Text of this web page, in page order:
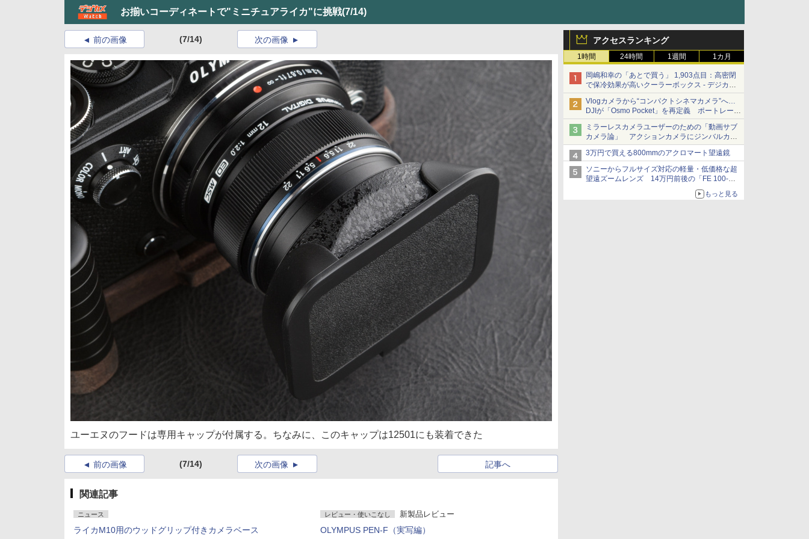
お揃いコーディネートで"ミニチュアライカ"に挑戦(7/14)
アクセスランキング
1時間 24時間 1週間 1カ月
岡嶋和幸の「あとで買う」 1,903点目：高密閉
で保冷効果が高いクーラーボックス - デジカメ
Watch
Vlogカメラから“コンパクトシネマカメラ”へ…
DJIが「Osmo Pocket」を再定義 ポートレート
重視の映像設計に
ミラーレスカメラユーザーのための「動画サブ
カメラ論」 アクションカメラにジンバルカメ
ラ……その実質的な違いは？
3万円で買える800mmのアクロマート望遠鏡
ソニーからフルサイズ対応の軽量・低価格な超
望遠ズームレンズ 14万円前後の「FE 100-
もっと見る
前の画像 (7/14) 次の画像
ユーエヌのフードは専用キャップが付属する。ちなみに、このキャップは12501にも装着できた
前の画像 (7/14) 記事へ
次の画像
関連記事
ニュース
ライカM10用のウッドグリップ付きカメラベース
レビュー・使いこなし 新製品レビュー
OLYMPUS PEN-F（実写編）